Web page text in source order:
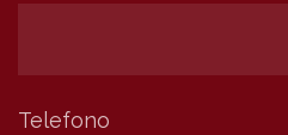
Telefono